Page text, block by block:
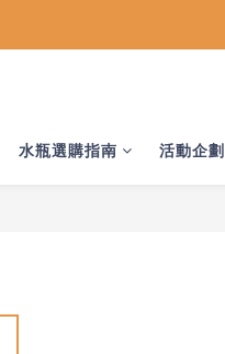
水瓶選購指南 活動企劃